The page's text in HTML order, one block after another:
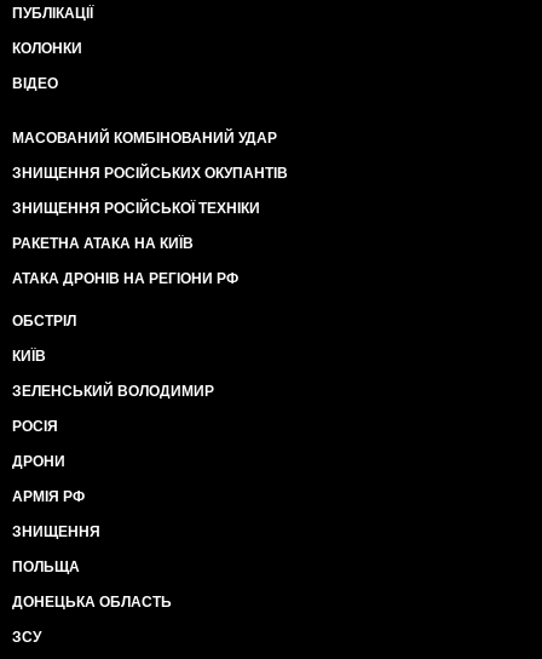
ПУБЛІКАЦІЇ
КОЛОНКИ
ВІДЕО
МАСОВАНИЙ КОМБІНОВАНИЙ УДАР
ЗНИЩЕННЯ РОСІЙСЬКИХ ОКУПАНТІВ
ЗНИЩЕННЯ РОСІЙСЬКОЇ ТЕХНІКИ
РАКЕТНА АТАКА НА КИЇВ
АТАКА ДРОНІВ НА РЕГІОНИ РФ
ОБСТРІЛ
КИЇВ
ЗЕЛЕНСЬКИЙ ВОЛОДИМИР
РОСІЯ
ДРОНИ
АРМІЯ РФ
ЗНИЩЕННЯ
ПОЛЬЩА
ДОНЕЦЬКА ОБЛАСТЬ
ЗСУ